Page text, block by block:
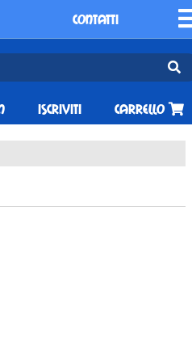
CONTATTI
Iscriviti Carrello